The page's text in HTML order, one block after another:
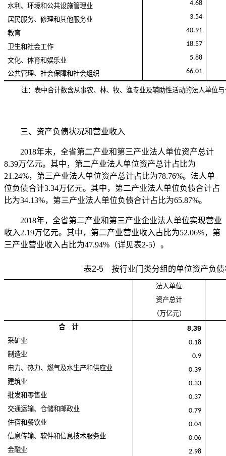
水利、环境和公共设施管理业 4.68
居民服务、修理和其他服务业 3.54
教育 40.91
卫生和社会工作 18.57
文化、体育和娱乐业 5.88
公共管理、社会保障和社会组织 66.01
注：表中合计数含从事农、林、牧、渔专业及辅助性活动的法人单位
三、资产负债状况和营业收入
2018年末，全省第二产业和第三产业法人单位资产总计
8.39万亿元。其中，第二产业法人单位资产总计占比为
21.24%，第三产业法人单位资产总计占比为78.76%。法人单
位负债合计3.34万亿元。其中，第二产业法人单位负债合计占
比为34.13%，第三产业法人单位负债合计占比为65.87%。
2018年，全省第二产业和第三产业企业法人单位实现营业
收入2.19万亿元。其中，第二产业营业收入占比为52.06%，第
三产业营业收入占比为47.94%（详见表2-5）。
表2-5 按行业门类分组的单位资产负债
法人单位
资产总计
（万亿元）
合 计
8.39
采矿业
0.18
制造业
0.9
电力、热力、燃气及水生产和供应业
0.39
建筑业
0.33
批发和零售业
0.37
交通运输、仓储和邮政业
0.79
住宿和餐饮业
0.04
信息传输、软件和信息技术服务业
0.06
金融业
2.98